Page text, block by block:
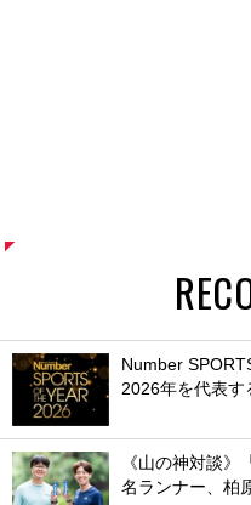
Number
2026年を代表す
《山の神対談》
名ランナー、柏